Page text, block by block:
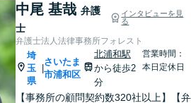
中尾 基哉 弁護
士
インタビューを見
る
弁護士法人法律事務所フォレスト
埼
玉
県
さいたま
市浦和区
北浦和駅
から徒歩2
分
営業時間：
本日定休日
【事務所の顧問契約数320社以上】【弁